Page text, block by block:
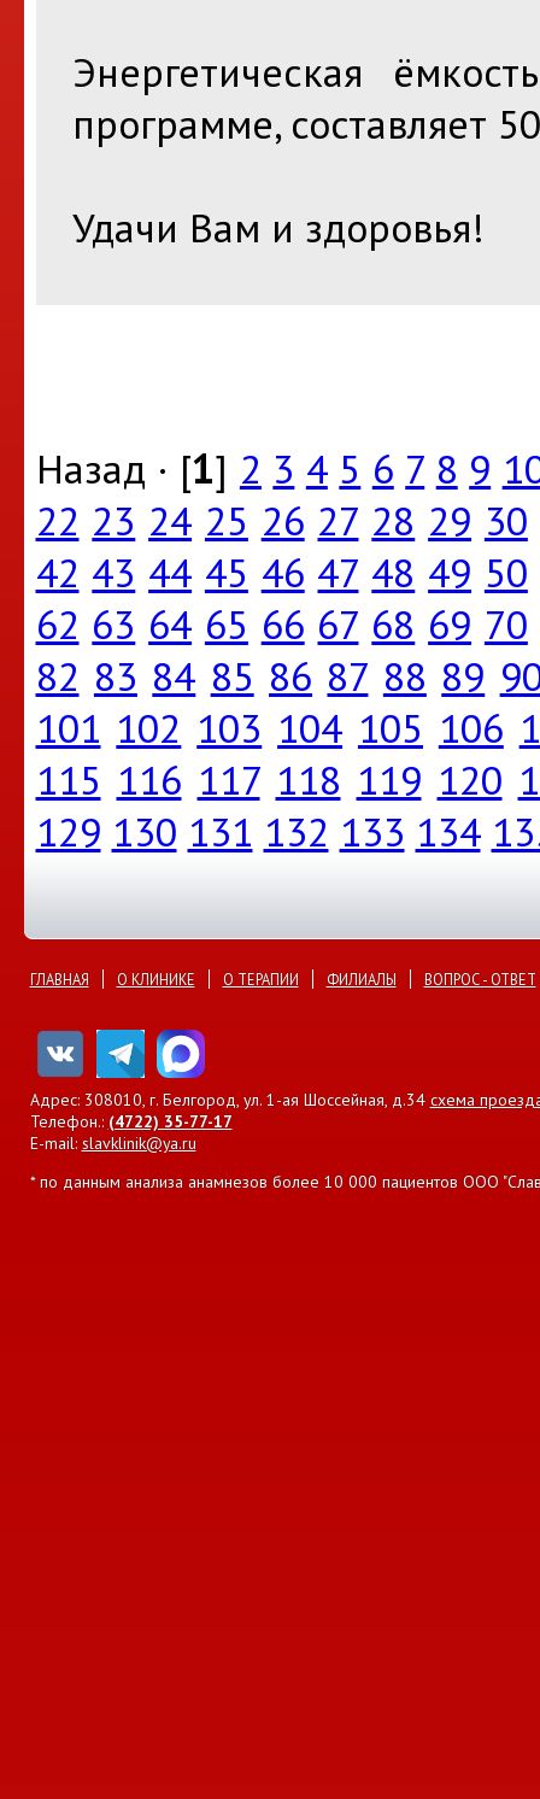
Энергетическая
программе, составляет
Удачи Вам и здоровья!
Назад · [1] 2 3 4 5 6 7 8 9
22 23 24 25 26 27 28 29 30
42 43 44 45 46 47 48 49 50
62 63 64 65 66 67 68 69 70
82 83 84 85 86 87 88 89
101 102 103 104 105 106
115 116 117 118 119 120
129 130 131 132 133 134
ГЛАВНАЯ О КЛИНИКЕ О ТЕРАПИИ ФИЛИАЛЫ ВОПРОС - ОТВЕТ
Адрес: 308010, г. Белгород, ул. 1-ая Шоссейная, д.34 схема
Телефон.: (4722) 35-77-17
E-mail: slavklinik@ya.ru
* по данным анализа анамнезов более 10 000 пациентов ООО